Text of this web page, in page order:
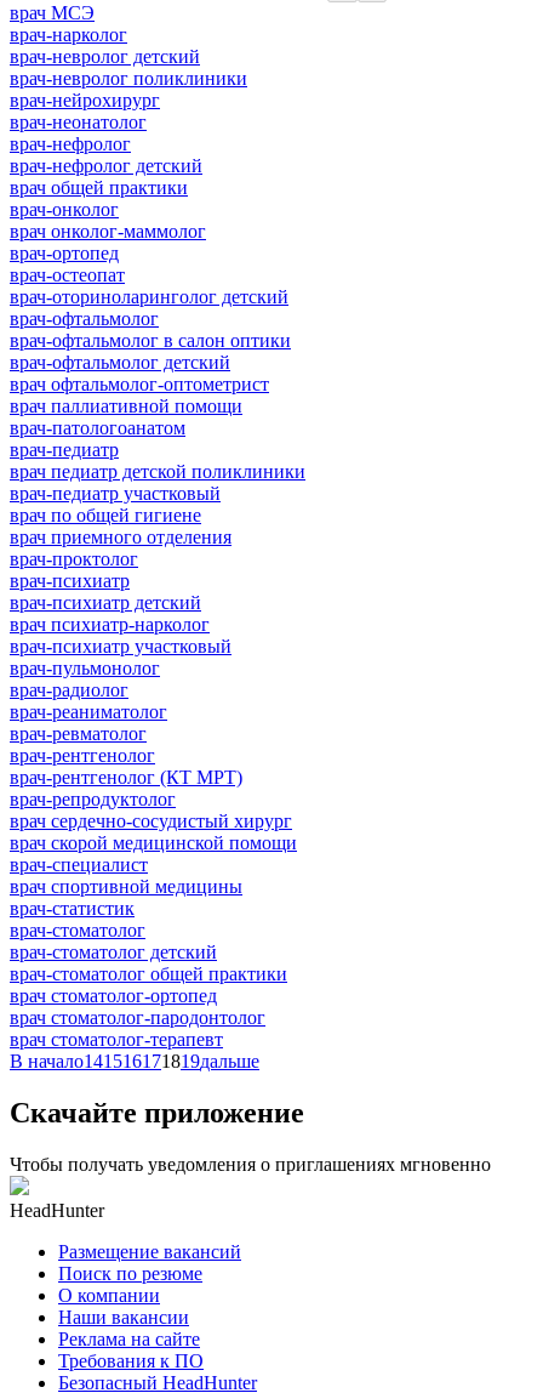
врач МСЭ
врач-нарколог
врач-невролог детский
врач-невролог поликлиники
врач-нейрохирург
врач-неонатолог
врач-нефролог
врач-нефролог детский
врач общей практики
врач-онколог
врач онколог-маммолог
врач-ортопед
врач-остеопат
врач-оториноларинголог детский
врач-офтальмолог
врач-офтальмолог в салон оптики
врач-офтальмолог детский
врач офтальмолог-оптометрист
врач паллиативной помощи
врач-патологоанатом
врач-педиатр
врач педиатр детской поликлиники
врач-педиатр участковый
врач по общей гигиене
врач приемного отделения
врач-проктолог
врач-психиатр
врач-психиатр детский
врач психиатр-нарколог
врач-психиатр участковый
врач-пульмонолог
врач-радиолог
врач-реаниматолог
врач-ревматолог
врач-рентгенолог
врач-рентгенолог (КТ МРТ)
врач-репродуктолог
врач сердечно-сосудистый хирург
врач скорой медицинской помощи
врач-специалист
врач спортивной медицины
врач-статистик
врач-стоматолог
врач-стоматолог детский
врач-стоматолог общей практики
врач стоматолог-ортопед
врач стоматолог-пародонтолог
врач стоматолог-терапевт
В начало141516171819дальше
Скачайте приложение
Чтобы получать уведомления о приглашениях мгновенно
HeadHunter
Размещение вакансий
Поиск по резюме
О компании
Наши вакансии
Реклама на сайте
Требования к ПО
Безопасный HeadHunter